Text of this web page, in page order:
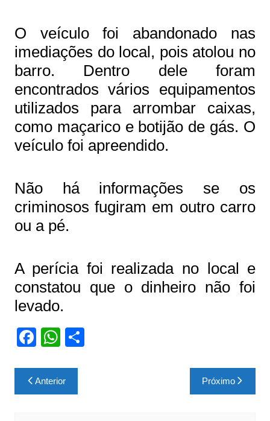
O veículo foi abandonado nas
imediações do local, pois atolou no
barro. Dentro dele foram
encontrados vários equipamentos
utilizados para arrombar caixas,
como maçarico e botijão de gás. O
veículo foi apreendido.
Não há informações se os
criminosos fugiram em outro carro
ou a pé.
A perícia foi realizada no local e
constatou que o dinheiro não foi
levado.
F
c
e
W
at
s
S
Navegação
de
Anterior Próximo